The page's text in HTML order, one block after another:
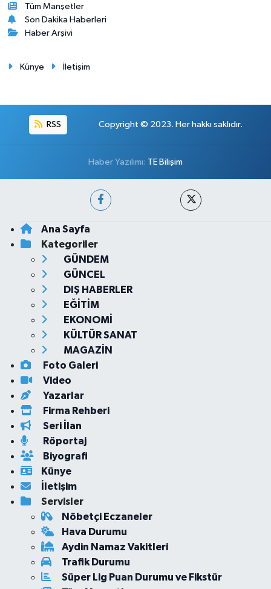
Tüm Manşetler
Son Dakika Haberleri
Haber Arşivi
Künye İletişim
RSS Copyright © 2023. Her hakkı saklıdır.
Haber Yazılımı: TE Bilişim
Ana Sayfa
Kategoriler
GÜNDEM
GÜNCEL
DIŞ HABERLER
EĞİTİM
EKONOMİ
KÜLTÜR SANAT
MAGAZİN
Foto Galeri
Video
Yazarlar
Firma Rehberi
Seri İlan
Röportaj
Biyografi
Künye
İletişim
Servisler
Nöbetçi Eczaneler
Hava Durumu
Aydin Namaz Vakitleri
Trafik Durumu
Süper Lig Puan Durumu ve Fikstür